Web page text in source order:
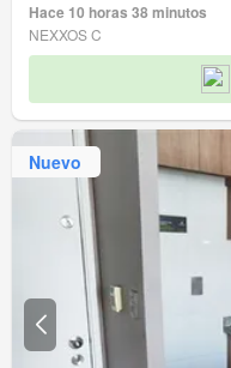
Hace 10 horas 38 minutos
NEXXOS C
Nuevo